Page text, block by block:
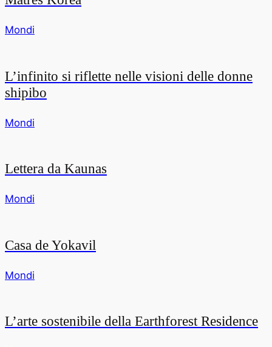
Mondi
L’infinito si riflette nelle visioni delle donne
shipibo
Mondi
Lettera da Kaunas
Mondi
Casa de Yokavil
Mondi
L’arte sostenibile della Earthforest Residence